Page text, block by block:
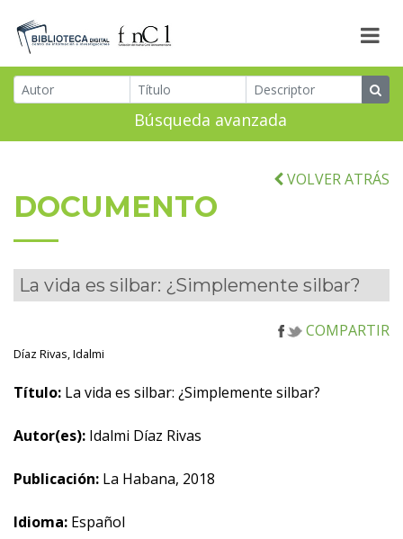
Búsqueda avanzada
VOLVER ATRÁS
DOCUMENTO
La vida es silbar: ¿Simplemente silbar?
COMPARTIR
Díaz Rivas, Idalmi
Título: La vida es silbar: ¿Simplemente silbar?
Autor(es): Idalmi Díaz Rivas
Publicación: La Habana, 2018
Idioma: Español